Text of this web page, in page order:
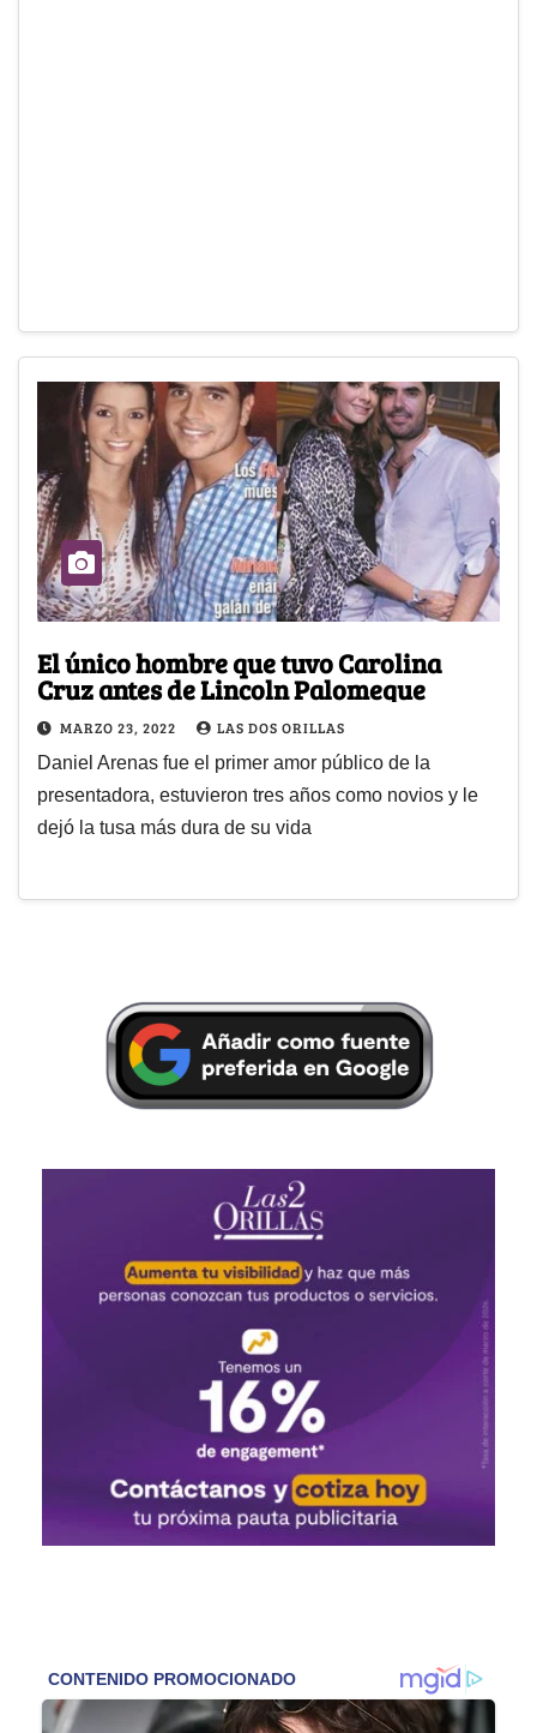
El único hombre que tuvo Carolina
Cruz antes de Lincoln Palomeque
MARZO 23, 2022 LAS DOS ORILLAS
Daniel Arenas fue el primer amor público de la
presentadora, estuvieron tres años como novios y le
dejó la tusa más dura de su vida